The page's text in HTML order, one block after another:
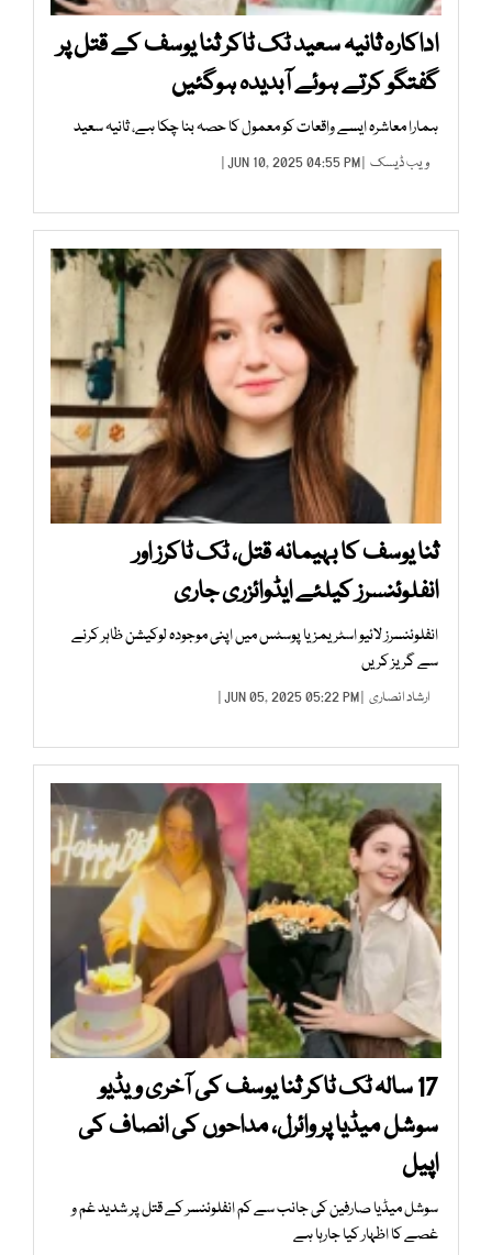
اداکارہ ثانیہ سعید ٹک ٹاکر ثنا یوسف کے قتل پر
گفتگو کرتے ہوئے آبدیدہ ہوگئیں
ہمارا معاشرہ ایسے واقعات کو معمول کا حصہ بنا چکا ہے، ثانیہ سعید
ویب ڈیسک | JUN 10, 2025 04:55 PM |
ثنا یوسف کا بہیمانہ قتل، ٹک ٹاکرز اور
انفلوئنسرز کیلئے ایڈوائزری جاری
انفلوئنسرز لائیو اسٹریمز یا پوسٹس میں اپنی موجودہ لوکیشن ظاہر کرنے
سے گریز کریں
ارشاد انصاری | JUN 05, 2025 05:22 PM |
17 سالہ ٹک ٹاکر ثنا یوسف کی آخری ویڈیو
سوشل میڈیا پر وائرل، مداحوں کی انصاف کی
اپیل
سوشل میڈیا صارفین کی جانب سے کم انفلوئنسر کے قتل پر شدید غم و
غصے کا اظہار کیا جارہا ہے